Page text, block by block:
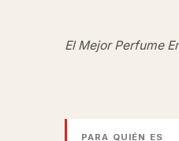
El Mejor Perfume
PARA QUIÉN ES